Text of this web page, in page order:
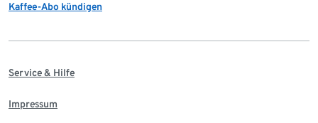
Kaffee-Abo kündigen
Service & Hilfe
Impressum